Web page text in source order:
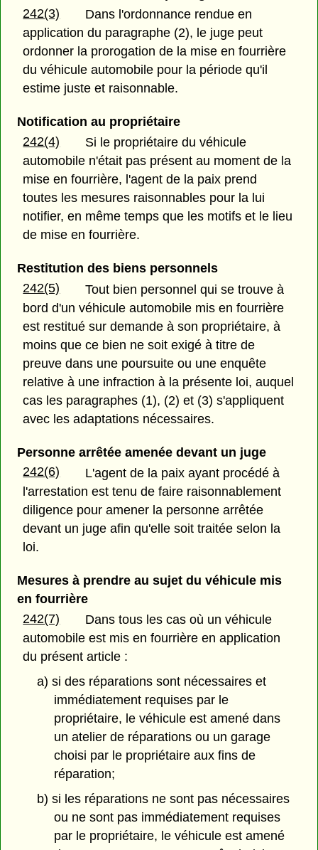
242(3)
Dans l'ordonnance rendue en
application du paragraphe (2), le juge peut
ordonner la prorogation de la mise en fourrière
du véhicule automobile pour la période qu'il
estime juste et raisonnable.
Notification au propriétaire
242(4)
Si le propriétaire du véhicule
automobile n'était pas présent au moment de la
mise en fourrière, l'agent de la paix prend
toutes les mesures raisonnables pour la lui
notifier, en même temps que les motifs et le lieu
de mise en fourrière.
Restitution des biens personnels
242(5)
Tout bien personnel qui se trouve à
bord d'un véhicule automobile mis en fourrière
est restitué sur demande à son propriétaire, à
moins que ce bien ne soit exigé à titre de
preuve dans une poursuite ou une enquête
relative à une infraction à la présente loi, auquel
cas les paragraphes (1), (2) et (3) s'appliquent
avec les adaptations nécessaires.
Personne arrêtée amenée devant un juge
242(6)
L'agent de la paix ayant procédé à
l'arrestation est tenu de faire raisonnablement
diligence pour amener la personne arrêtée
devant un juge afin qu'elle soit traitée selon la
loi.
Mesures à prendre au sujet du véhicule mis
en fourrière
242(7)
Dans tous les cas où un véhicule
automobile est mis en fourrière en application
du présent article :
a) si des réparations sont nécessaires et
immédiatement requises par le
propriétaire, le véhicule est amené dans
un atelier de réparations ou un garage
choisi par le propriétaire aux fins de
réparation;
b) si les réparations ne sont pas nécessaires
ou ne sont pas immédiatement requises
par le propriétaire, le véhicule est amené